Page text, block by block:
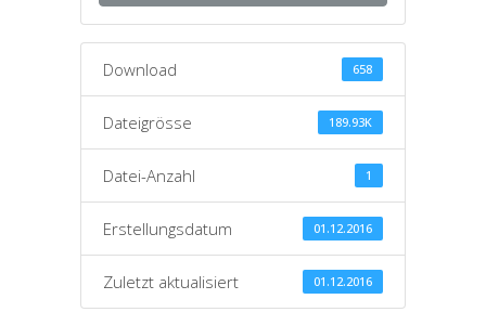
Download 658
Dateigrösse 189.93K
Datei-Anzahl 1
Erstellungsdatum 01.12.2016
Zuletzt aktualisiert 01.12.2016